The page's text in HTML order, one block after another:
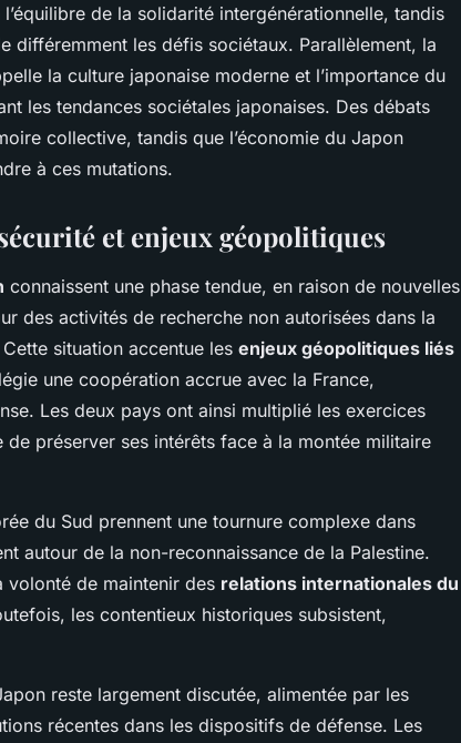
de la solidarité intergénérationnelle, tandis
différemment les défis sociétaux. Parallèlement, la
la culture japonaise moderne et l’importance du
les tendances sociétales japonaises. Des débats
collective, tandis que l’économie du Japon
à ces mutations.
et enjeux géopolitiques
connaissent une phase tendue, en raison de nouvelles
des activités de recherche non autorisées dans la
situation accentue les enjeux géopolitiques liés
une coopération accrue avec la France,
Les deux pays ont ainsi multiplié les exercices
préserver ses intérêts face à la montée militaire
du Sud prennent une tournure complexe dans
autour de la non-reconnaissance de la Palestine.
volonté de maintenir des relations internationales du
les contentieux historiques subsistent,
reste largement discutée, alimentée par les
récentes dans les dispositifs de défense. Les